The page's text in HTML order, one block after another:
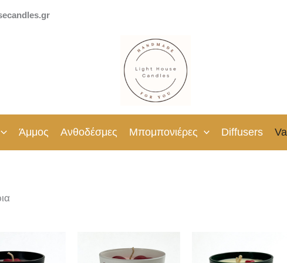
Άμμος Ανθοδέσμες Μπομπονιέρες Diffusers
το
το
το